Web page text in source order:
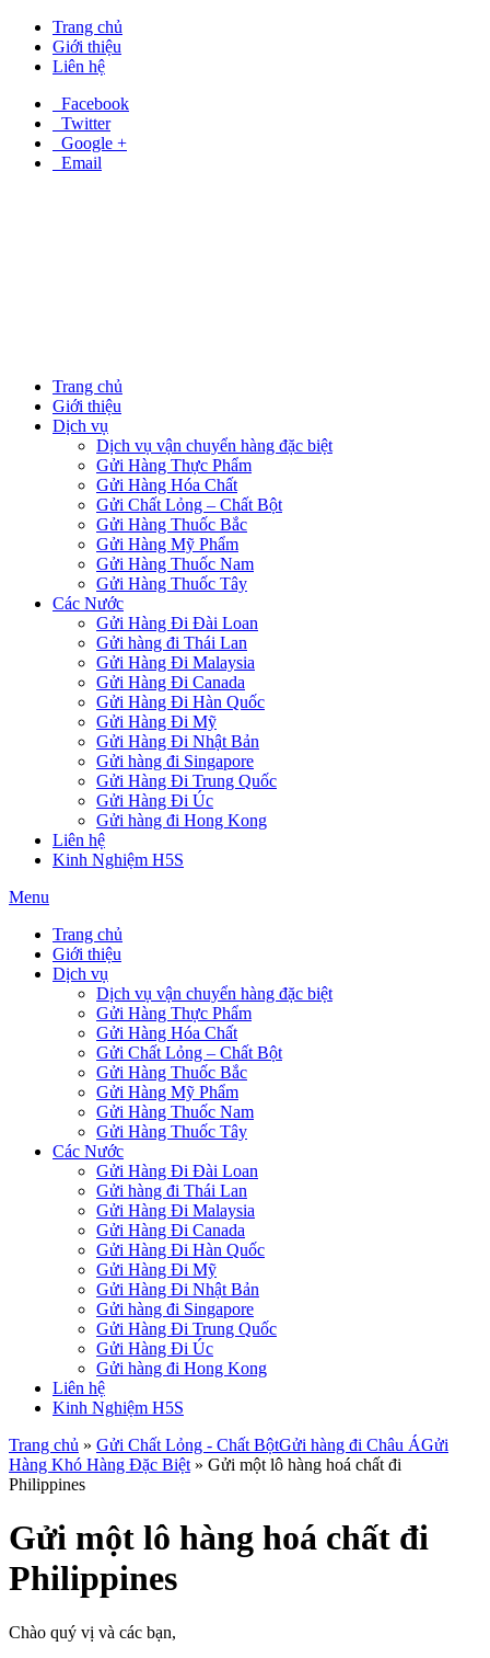
Trang chủ
Giới thiệu
Liên hệ
Facebook
Twitter
Google +
Email
Trang chủ
Giới thiệu
Dịch vụ
Dịch vụ vận chuyển hàng đặc biệt
Gửi Hàng Thực Phẩm
Gửi Hàng Hóa Chất
Gửi Chất Lỏng – Chất Bột
Gửi Hàng Thuốc Bắc
Gửi Hàng Mỹ Phẩm
Gửi Hàng Thuốc Nam
Gửi Hàng Thuốc Tây
Các Nước
Gửi Hàng Đi Đài Loan
Gửi hàng đi Thái Lan
Gửi Hàng Đi Malaysia
Gửi Hàng Đi Canada
Gửi Hàng Đi Hàn Quốc
Gửi Hàng Đi Mỹ
Gửi Hàng Đi Nhật Bản
Gửi hàng đi Singapore
Gửi Hàng Đi Trung Quốc
Gửi Hàng Đi Úc
Gửi hàng đi Hong Kong
Liên hệ
Kinh Nghiệm H5S
Menu
Trang chủ
Giới thiệu
Dịch vụ
Dịch vụ vận chuyển hàng đặc biệt
Gửi Hàng Thực Phẩm
Gửi Hàng Hóa Chất
Gửi Chất Lỏng – Chất Bột
Gửi Hàng Thuốc Bắc
Gửi Hàng Mỹ Phẩm
Gửi Hàng Thuốc Nam
Gửi Hàng Thuốc Tây
Các Nước
Gửi Hàng Đi Đài Loan
Gửi hàng đi Thái Lan
Gửi Hàng Đi Malaysia
Gửi Hàng Đi Canada
Gửi Hàng Đi Hàn Quốc
Gửi Hàng Đi Mỹ
Gửi Hàng Đi Nhật Bản
Gửi hàng đi Singapore
Gửi Hàng Đi Trung Quốc
Gửi Hàng Đi Úc
Gửi hàng đi Hong Kong
Liên hệ
Kinh Nghiệm H5S
Trang chủ » Gửi Chất Lỏng - Chất BộtGửi hàng đi Châu ÁGửi
Hàng Khó Hàng Đặc Biệt » Gửi một lô hàng hoá chất đi
Philippines
Gửi một lô hàng hoá chất đi
Philippines
Chào quý vị và các bạn,